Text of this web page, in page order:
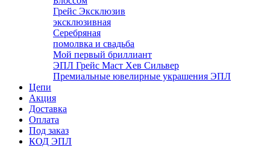
Грейс Эксклюзив
эксклюзивная
Серебряная
помолвка и свадьба
Мой первый бриллиант
ЭПЛ Грейс Маст Хев Сильвер
Премиальные ювелирные украшения ЭПЛ
Цепи
Акция
Доставка
Оплата
Под заказ
КОД ЭПЛ